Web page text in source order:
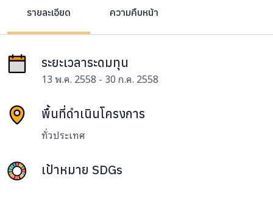
รายละเอียด ความคืบหน้า
ระยะเวลาระดมทุน
13 พ.ค. 2558 - 30 ก.ค. 2558
พื้นที่ดำเนินโครงการ
ทั่วประเทศ
เป้าหมาย SDGs